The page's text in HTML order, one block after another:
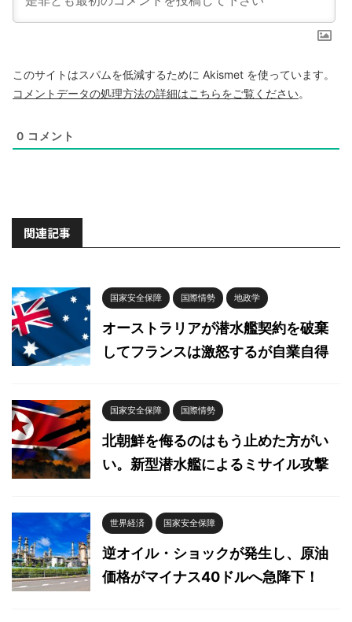
このサイトはスパムを低減するために Akismet を使っています。
コメントデータの処理方法の詳細はこちらをご覧ください。
0 コメント
関連記事
国家安全保障 国際情勢 地政学
オーストラリアが潜水艦契約を破棄
してフランスは激怒するが自業自得
国家安全保障 国際情勢
北朝鮮を侮るのはもう止めた方がい
い。新型潜水艦によるミサイル攻撃
世界経済 国家安全保障
逆オイル・ショックが発生し、原油
価格がマイナス40ドルへ急降下！